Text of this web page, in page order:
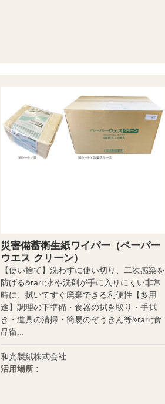
災害備蓄衛生紙ワイパー（ペーパー
ウエス クリーン）
【使い捨て】洗わずに使い切り、二次感染を
防げる&rarr;水や洗剤が手に入りにくい非常
時に、拭いてすぐ廃棄できる利便性【多用
途】調理の下準備・食器の拭き取り・手拭
き・道具の清掃・簡易のぞうきん等&rarr;食
品衛...
和光製紙株式会社
活用場所 :